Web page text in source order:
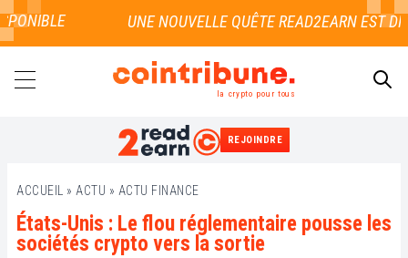
la crypto pour tous
REJOINDRE
ACCUEIL » ACTU » ACTU FINANCE
États-Unis : Le flou réglementaire pousse les
sociétés crypto vers la sortie